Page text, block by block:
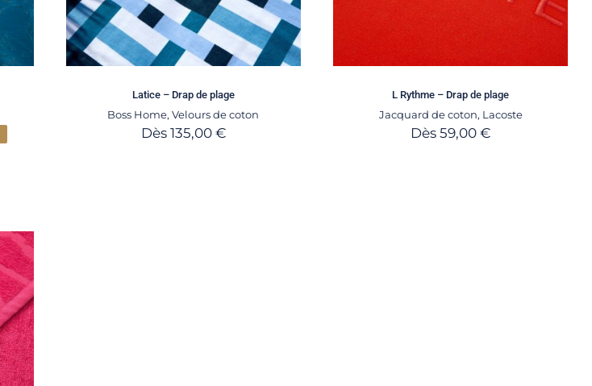
Latice – Drap de plage
Boss Home,Velours de coton
Dès 135,00 €
L Rythme – Drap de plage
Jacquard de coton, Lacoste
Dès 59,00 €